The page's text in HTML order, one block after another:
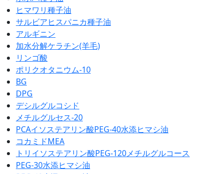
ヒマワリ種子油
サルビアヒスパニカ種子油
アルギニン
加水分解ケラチン(羊毛)
リンゴ酸
ポリクオタニウム-10
BG
DPG
デシルグルコシド
メチルグルセス-20
PCAイソステアリン酸PEG-40水添ヒマシ油
コカミドMEA
トリイソステアリン酸PEG-120メチルグルコース
PEG-30水添ヒマシ油